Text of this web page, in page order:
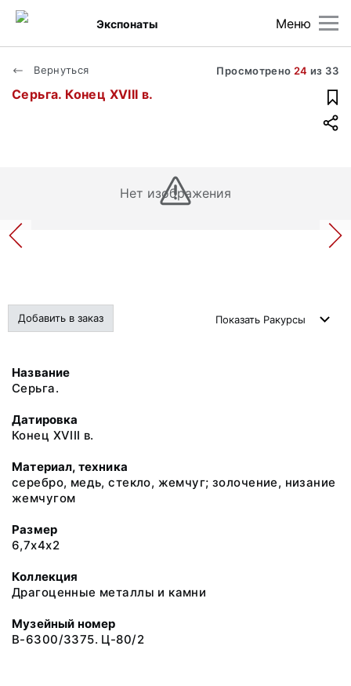
Меню
Экспонаты
Вернуться Просмотрено 24 из 33
Серьга. Конец XVIII в.
Нет изображения
Добавить в заказ Показать Ракурсы
Название
Серьга.
Датировка
Конец XVIII в.
Материал, техника
серебро, медь, стекло, жемчуг; золочение, низание
жемчугом
Размер
6,7x4x2
Коллекция
Драгоценные металлы и камни
Музейный номер
В-6300/3375. Ц-80/2